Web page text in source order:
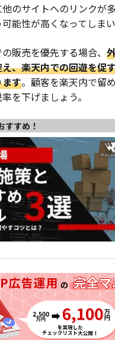
のサイトへのリンクが
能性が高くなってしまい
販売を優先する場合、
、楽天内での回遊を促
す。顧客を楽天内で留
を下げましょう。
すすめ！
楽天市場の集客施策
3選！アクセス数を増